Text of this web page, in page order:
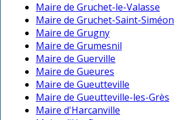
Maire de Gruchet-le-Valasse
Maire de Gruchet-Saint-Siméon
Maire de Grugny
Maire de Grumesnil
Maire de Guerville
Maire de Gueures
Maire de Gueutteville
Maire de Gueutteville-les-Grès
Maire d'Harcanville